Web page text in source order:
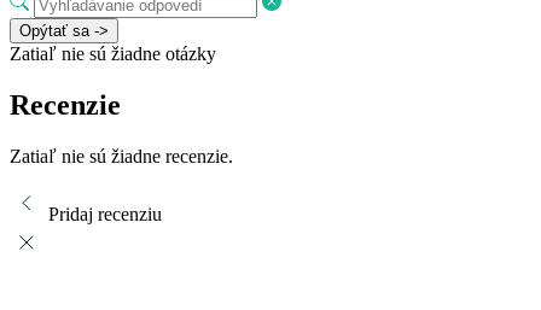
Opýtať sa ->
Zatiaľ nie sú žiadne otázky
Recenzie
Zatiaľ nie sú žiadne recenzie.
Pridaj recenziu